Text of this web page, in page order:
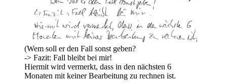
(Wem soll er den Fall sonst geben?
-> Fazit: Fall bleibt bei mir!
Hiermit wird vermerkt, dass in den nächsten 6
Monaten mit keiner Bearbeitung zu rechnen ist.